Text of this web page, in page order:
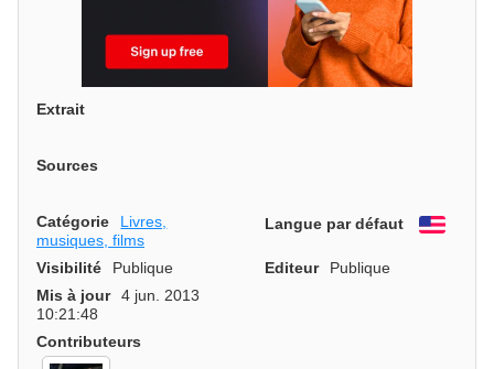
Extrait
Sources
Catégorie
Livres,
musiques, films
Langue par défaut
Visibilité Publique Editeur
Publique
Mis à jour
4 jun. 2013
10:21:48
Contributeurs